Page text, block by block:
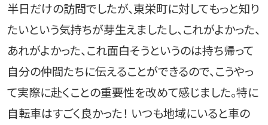
半日だけの訪問でしたが、東栄町に対してもっと知り
たいという気持ちが芽生えましたし、これがよかった、
あれがよかった、これ面白そうというのは持ち帰って
自分の仲間たちに伝えることができるので、こうやっ
て実際に赴くことの重要性を改めて感じました。特に
自転車はすごく良かった！ いつも地域にいると車の